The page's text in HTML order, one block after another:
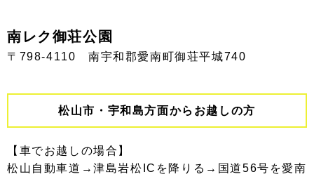
南レク御荘公園
〒798-4110 南宇和郡愛南町御荘平城740
松山市・宇和島方面からお越しの方
【車でお越しの場合】
松山自動車道→津島岩松ICを降りる→国道56号を愛南